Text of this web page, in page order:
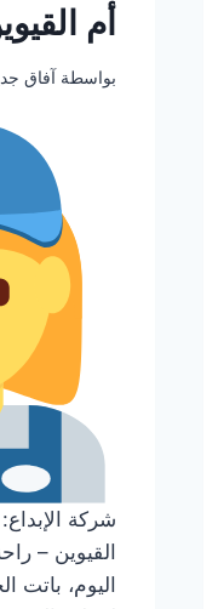
أم القيوين/
بواسطة آفاق يونيو 29, 2025
شركة
القيوين –
اليوم، باتت